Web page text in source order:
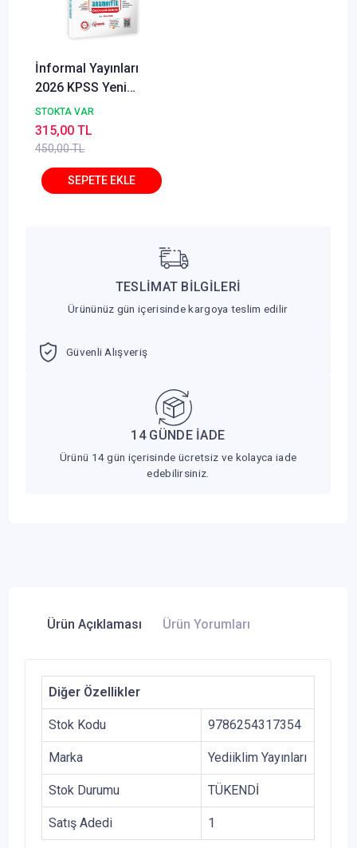
İnformal Yayınları
2026 KPSS Yeni
Sistem Anamorfik
Matematik Özgün
Soru Bankası Konu
Konu Dijital Çözümlü
STOKTA VAR
450,00 TL
315,00 TL
TESLİMAT BİLGİLERİ
Ürününüz gün içerisinde kargoya teslim edilir
Güvenli Alışveriş
14 GÜNDE İADE
Ürünü 14 gün içerisinde ücretsiz ve kolayca iade
edebilirsiniz.
Ürün Açıklaması Ürün Yorumları
Diğer Özellikler
Stok Kodu 9786254317354
Marka Yediiklim Yayınları
Stok Durumu TÜKENDİ
Satış Adedi 1